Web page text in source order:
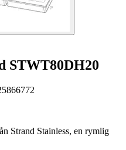
STWT80DH20
Strand Stainless, en rymlig